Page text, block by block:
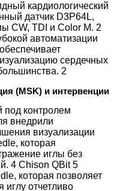
кардиологический
датчик D3P64L,
CW, TDI и Color M. 2
автоматизации
сердечных
2
(MSK) и интервенции
контролем
внедрили
визуализации
которая
иглы без
4 Chison QBit 5
которая позволяет
иглу отчетливо